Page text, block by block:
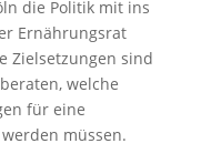
die Politik mit ins
Ernährungsrat
Zielsetzungen sind
welche
für eine
müssen.